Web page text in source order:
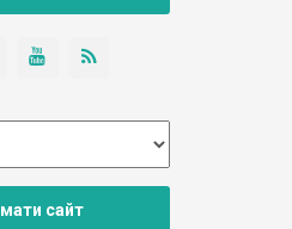
сайт